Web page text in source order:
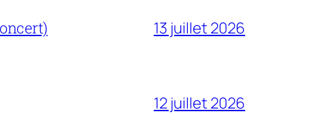
13 juillet 2026
12 juillet 2026